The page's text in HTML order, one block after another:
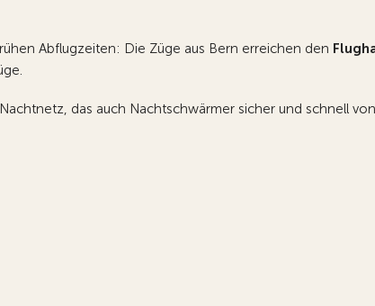
Abflugzeiten: Die Züge aus Bern erreichen den
das auch Nachtschwärmer sicher und schnell von